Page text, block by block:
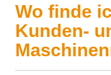
Wo finde
Kunden-